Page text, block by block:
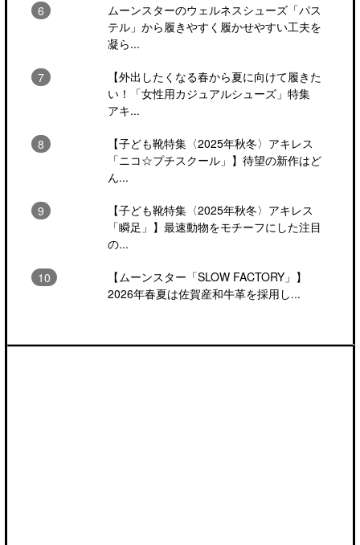
ムーンスターのウェルネスシューズ「パス
テル」から履きやすく履かせやすい工夫を
凝ら...
【外出したくなる春から夏に向けて履きた
い！「女性用カジュアルシューズ」特集
アキ...
【子ども靴特集〈2025年秋冬〉アキレス
「ニコ☆プチスクール」】待望の新作はど
ん...
【子ども靴特集〈2025年秋冬〉アキレス
「瞬足」】最速動物をモチーフにした注目
の...
【ムーンスター「SLOW FACTORY」】
2026年春夏は佐賀産和牛革を採用し...